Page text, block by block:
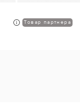
Товар партнера